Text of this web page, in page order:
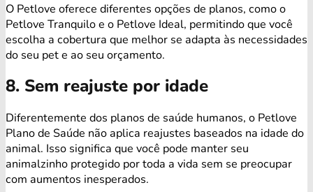
O Petlove oferece diferentes opções de planos, como o
Petlove Tranquilo e o Petlove Ideal, permitindo que você
escolha a cobertura que melhor se adapta às necessidades
do seu pet e ao seu orçamento.
8. Sem reajuste por idade
Diferentemente dos planos de saúde humanos, o Petlove
Plano de Saúde não aplica reajustes baseados na idade do
animal. Isso significa que você pode manter seu
animalzinho protegido por toda a vida sem se preocupar
com aumentos inesperados.